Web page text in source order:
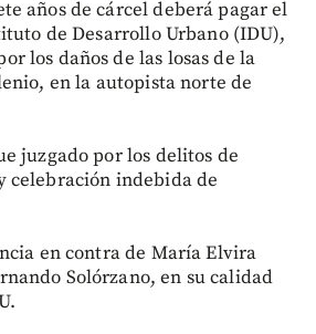
años de cárcel deberá pagar el
de Desarrollo Urbano (IDU),
los daños de las losas de la
en la autopista norte de
juzgado por los delitos de
celebración indebida de
en contra de María Elvira
Solórzano, en su calidad